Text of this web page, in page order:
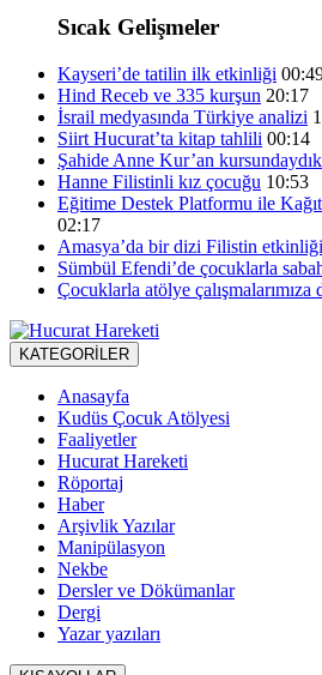
Sıcak Gelişmeler
Kayseri’de tatilin ilk etkinliği
Hind Receb ve 335 kurşun 20:17
İsrail medyasında Türkiye analizi
Siirt Hucurat’ta kitap tahlili 00:14
Şahide Anne Kur’an kursundaydık
Hanne Filistinli kız çocuğu 10:53
Eğitime Destek Platformu ile
02:17
Amasya’da bir dizi Filistin etkinliği
Sümbül Efendi’de çocuklarla
Çocuklarla atölye çalışmalarımıza
KATEGORİLER
Anasayfa
Kudüs Çocuk Atölyesi
Faaliyetler
Hucurat Hareketi
Röportaj
Haber
Arşivlik Yazılar
Manipülasyon
Nekbe
Dersler ve Dökümanlar
Dergi
Yazar yazıları